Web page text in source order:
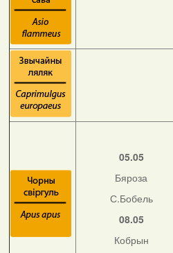
05.05
Бяроза
С.Бобель
08.05
Кобрын